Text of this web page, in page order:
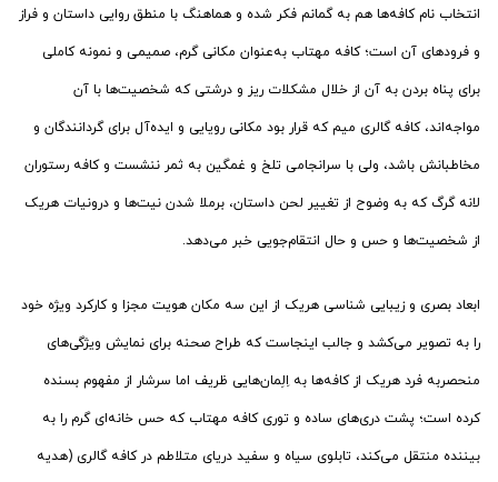
انتخاب نام کافه‌ها هم به گمانم فکر شده و هماهنگ با منطق روایی داستان و فراز
و فرودهای آن است؛ کافه مهتاب به‌عنوان مکانی گرم، صمیمی و نمونه کاملی
برای پناه بردن به آن از خلال مشکلات ریز و درشتی که شخصیت‌ها با آن
مواجه‌اند، کافه گالری میم که قرار بود مکانی رویایی و ایده‌آل برای گردانندگان و
مخاطبانش باشد، ولی با سرانجامی تلخ و غمگین به ثمر ننشست و کافه رستوران
لانه گرگ که به وضوح از تغییر لحن داستان، برملا شدن نیت‌ها و درونیات هریک
از شخصیت‌ها و حس و حال انتقام‌جویی خبر می‌دهد.
ابعاد بصری و زیبایی شناسی هریک از این سه مکان هویت مجزا و کارکرد ویژه خود
را به تصویر می‌کشد و جالب اینجاست که طراح صحنه برای نمایش ویژگی‌های
منحصربه فرد هریک از کافه‌ها به اِلِمان‌هایی ظریف اما سرشار از مفهوم بسنده
کرده است؛ پشت دری‌های ساده و توری کافه مهتاب که حس خانه‌ای گرم را به
بیننده منتقل می‌کند، تابلوی سیاه و سفید دریای متلاطم در کافه گالری (هدیه